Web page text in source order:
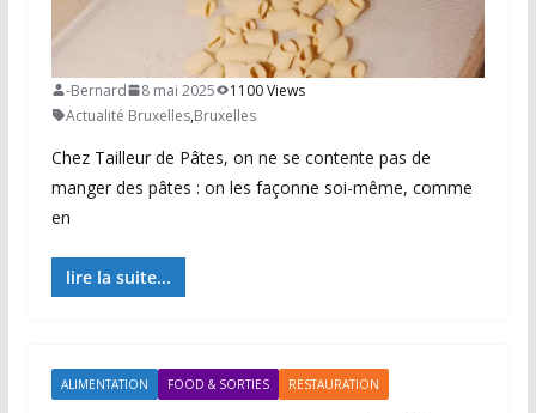
-Bernard 8 mai 2025
1100 Views
Actualité Bruxelles,Bruxelles
Chez Tailleur de Pâtes, on ne se contente pas de
manger des pâtes : on les façonne soi-même, comme
en
lire la suite...
ALIMENTATION FOOD & SORTIES RESTAURATION